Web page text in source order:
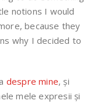
notions I would
because they
why I decided to
despre mine, și
mele expresii și